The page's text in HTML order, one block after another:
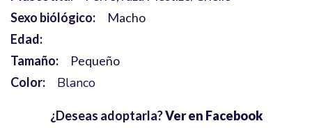
Sexo biólógico:
Macho
Edad:
Tamaño:
Pequeño
Color:
Blanco
¿Deseas adoptarla?Ver en Facebook